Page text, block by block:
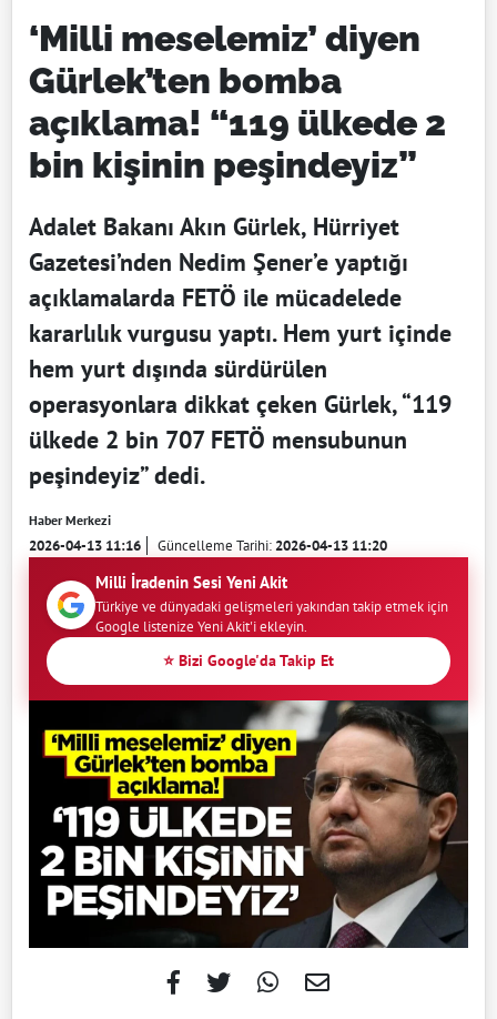
‘Milli meselemiz’ diyen
Gürlek’ten bomba
açıklama! “119 ülkede 2
bin kişinin peşindeyiz”
Adalet Bakanı Akın Gürlek, Hürriyet
Gazetesi’nden Nedim Şener’e yaptığı
açıklamalarda FETÖ ile mücadelede
kararlılık vurgusu yaptı. Hem yurt içinde
hem yurt dışında sürdürülen
operasyonlara dikkat çeken Gürlek, “119
ülkede 2 bin 707 FETÖ mensubunun
peşindeyiz” dedi.
Haber Merkezi
2026-04-13 11:16 Güncelleme Tarihi:2026-04-13 11:20
Milli İradenin Sesi Yeni Akit
Türkiye ve dünyadaki gelişmeleri yakından takip etmek için
Google listenize Yeni Akit'i ekleyin.
⭐ Bizi Google'da Takip Et